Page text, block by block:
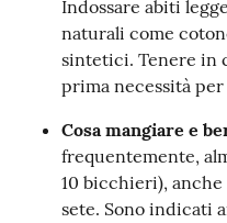
Indossare abiti
naturali come
sintetici. Tenere in
prima necessità
Cosa mangiare e
frequentemente,
10 bicchieri), anche
sete. Sono indicati